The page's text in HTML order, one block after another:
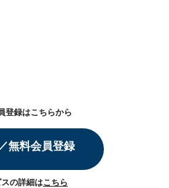
登録はこちらから
無料会員登録
の詳細はこちら